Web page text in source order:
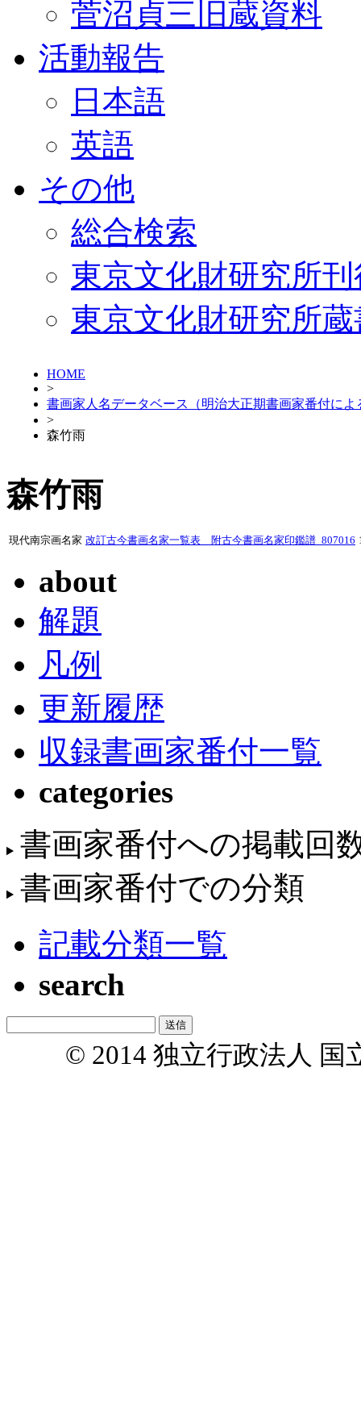
菅沼貞三旧蔵資料
活動報告
日本語
英語
その他
総合検索
東京文化財研究所
東京文化財研究所
HOME
>
書画家人名データベース（明治大正期書画家番付によ
>
森竹雨
森竹雨
現代南宗画名家 改訂古今書画名家一覧表 附古今書画名家印鑑譜_807016
about
解題
凡例
更新履歴
収録書画家番付一覧
categories
書画家番付への掲載回
書画家番付での分類
記載分類一覧
search
© 2014 独立行政法人 国